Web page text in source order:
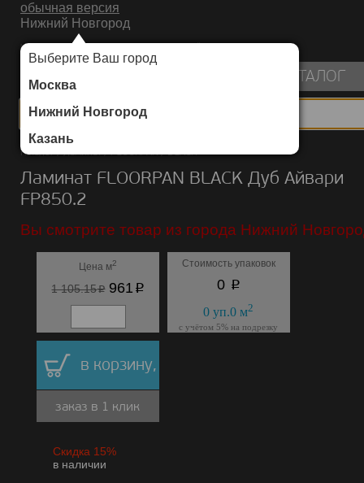
обычная версия
Нижний Новгород
Выберите Ваш город
Москва
Нижний Новгород
Казань
ИНТЕРНЕТ-МАГАЗИН НАПОЛЬНЫХ ПОКРЫТИЙ
КАТАЛОГ
Каталог/Ламинат/FLOORPAN/BLACK
Ламинат FLOORPAN BLACK Дуб Айвари
FP850.2
Вы смотрите товар из города Нижний
Цена м2
1 105.15p961 p
Стоимость упаковок
0 p
0 уп.0 м2
с учётом 5% на подрезку
в корзину,
заказ в 1 клик
Скидка 15%
в наличии